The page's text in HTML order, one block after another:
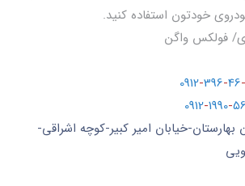
خودتون استفاده کنید.
0912-396-46-
0912-1990-
خیابان امیر کبیر-کوچه اشراقی-